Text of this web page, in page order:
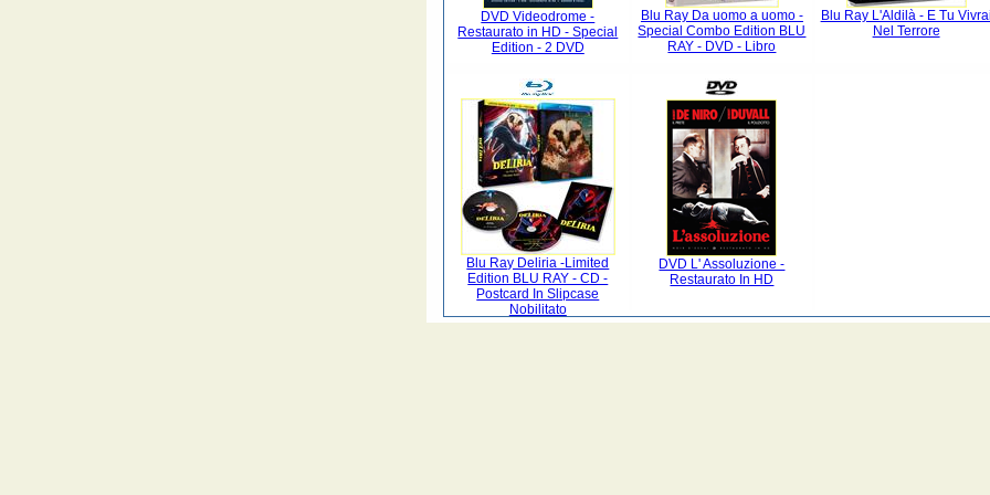
DVD Videodrome -
Restaurato in HD - Special
Edition - 2 DVD
Blu Ray Da uomo a uomo -
Special Combo Edition BLU
RAY - DVD - Libro
Blu Ray L'Aldilà - E Tu
Nel Terrore
Blu Ray Deliria -Limited
Edition BLU RAY - CD -
Postcard In Slipcase
Nobilitato
DVD L' Assoluzione -
Restaurato In HD